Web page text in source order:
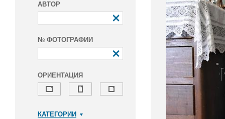
АВТОР
№ ФОТОГРАФИИ
ОРИЕНТАЦИЯ
КАТЕГОРИИ